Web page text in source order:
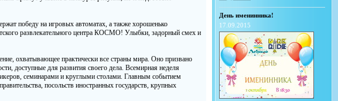
победу на игровых автоматах, а также хорошенько
развлекательного центра КОСМО! Улыбки, задорный смех и
охватывающее практически все страны мира. Оно призвано
доступные для развития своего дела. Всемирная неделя
семинарами и круглыми столами. Главным событием
посольств иностранных государств, крупных
День именинника!
17.09.2015